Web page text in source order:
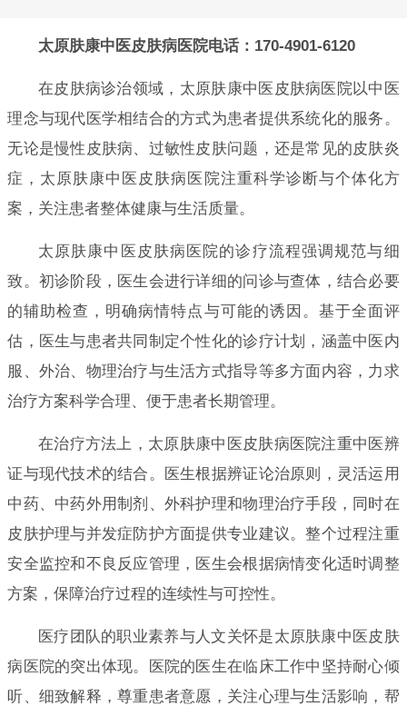
太原肤康中医皮肤病医院电话：170-4901-6120
在皮肤病诊治领域，太原肤康中医皮肤病医院以中医
理念与现代医学相结合的方式为患者提供系统化的服务。
无论是慢性皮肤病、过敏性皮肤问题，还是常见的皮肤炎
症，太原肤康中医皮肤病医院注重科学诊断与个体化方
案，关注患者整体健康与生活质量。
太原肤康中医皮肤病医院的诊疗流程强调规范与细
致。初诊阶段，医生会进行详细的问诊与查体，结合必要
的辅助检查，明确病情特点与可能的诱因。基于全面评
估，医生与患者共同制定个性化的诊疗计划，涵盖中医内
服、外治、物理治疗与生活方式指导等多方面内容，力求
治疗方案科学合理、便于患者长期管理。
在治疗方法上，太原肤康中医皮肤病医院注重中医辨
证与现代技术的结合。医生根据辨证论治原则，灵活运用
中药、中药外用制剂、外科护理和物理治疗手段，同时在
皮肤护理与并发症防护方面提供专业建议。整个过程注重
安全监控和不良反应管理，医生会根据病情变化适时调整
方案，保障治疗过程的连续性与可控性。
医疗团队的职业素养与人文关怀是太原肤康中医皮肤
病医院的突出体现。医院的医生在临床工作中坚持耐心倾
听、细致解释，尊重患者意愿，关注心理与生活影响，帮